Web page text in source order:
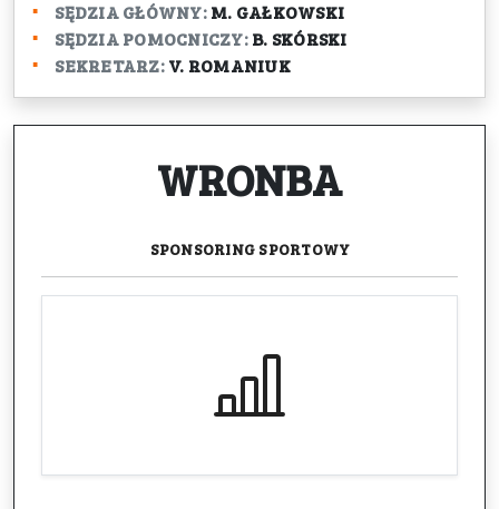
SĘDZIA GŁÓWNY: M. GAŁKOWSKI
SĘDZIA POMOCNICZY: B. SKÓRSKI
SEKRETARZ: V. ROMANIUK
WRONBA
SPONSORING SPORTOWY